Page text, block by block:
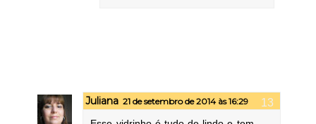
Juliana 21 de setembro de 2014 às 16:29